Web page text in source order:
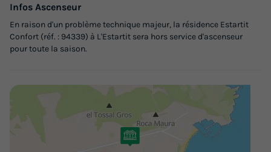
Infos Ascenseur
En raison d'un problème technique majeur, la résidence Estartit
Confort (réf. : 94339) à L'Estartit sera hors service d'ascenseur
pour toute la saison.